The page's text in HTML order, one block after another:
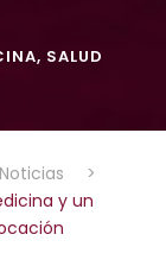
, SALUD
Noticias
>
y un